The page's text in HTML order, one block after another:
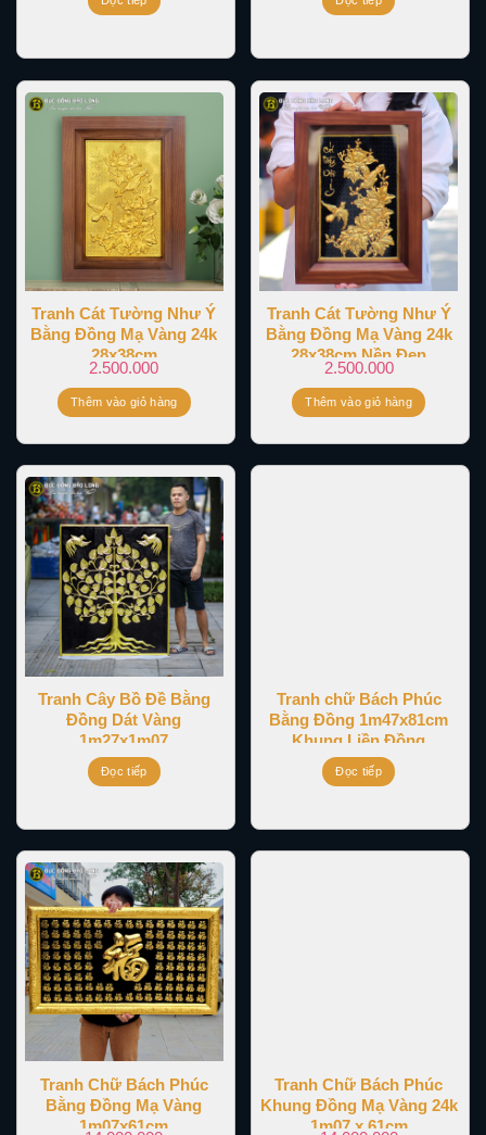
Tranh Cát Tường Như Ý
Bằng Đồng Mạ Vàng 24k
28x38cm
2.500.000
Thêm vào giỏ hàng
Tranh Cát Tường Như Ý
Bằng Đồng Mạ Vàng 24k
28x38cm Nền Đen
2.500.000
Thêm vào giỏ hàng
Tranh Cây Bồ Đề Bằng
Đồng Dát Vàng
1m27x1m07
Đọc tiếp
Tranh chữ Bách Phúc
Bằng Đồng 1m47x81cm
Khung Liền Đồng
Đọc tiếp
Tranh Chữ Bách Phúc
Bằng Đồng Mạ Vàng
1m07x61cm
Tranh Chữ Bách Phúc
Khung Đồng Mạ Vàng 24k
1m07 x 61cm